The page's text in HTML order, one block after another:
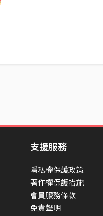
支援服務
隱私權保護政策
著作權保護措施
會員服務條款
免責聲明